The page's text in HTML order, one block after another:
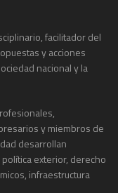
facilitador del
y acciones
nacional y la
y miembros de
desarrollan
exterior, derecho
infraestructura